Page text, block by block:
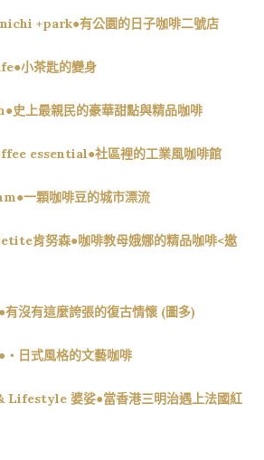
+park●有公園的日子咖啡二號店
小茶匙的變身
史上最親民的豪華甜點與精品咖啡
essential●社區裡的工業風咖啡館
一顆咖啡豆的城市漂流
肯努森●咖啡教母娥娜的精品咖啡<邀
有沒有這麼誇張的復古情懷 (圖多)
日式風格的文藝咖啡
Lifestyle 婆娑●當香港三明治遇上法國紅